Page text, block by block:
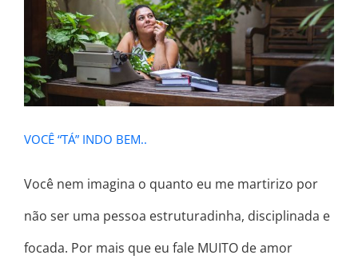
VOCÊ “TÁ” INDO BEM..
VOCÊ “TÁ” INDO BEM..
Você nem imagina o quanto eu me martirizo por
não ser uma pessoa estruturadinha, disciplinada e
focada. Por mais que eu fale MUITO de amor